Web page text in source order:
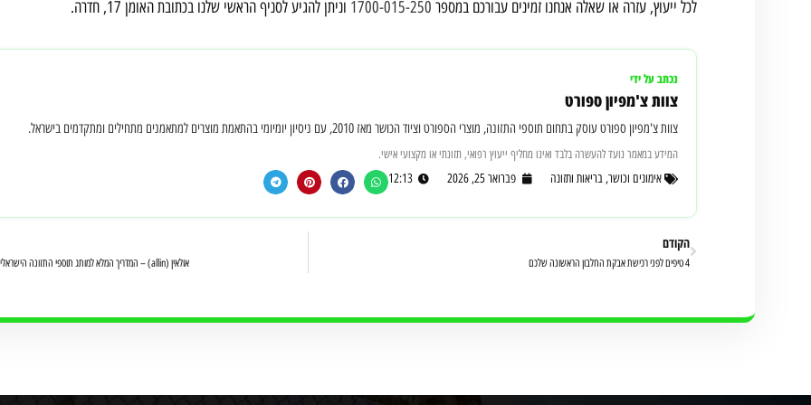
לכל ייעוץ, עזרה או שאלה אנחנו זמינים עבורכם במספר 1700-015-250 וניתן להגיע לסניף הראשי שלנו בכתובת האומן 17, חדרה.
נכתב על ידי
צוות צ'מפיון ספורט
צוות צ'מפיון ספורט עוסק בתחום תוספי התזונה, מוצרי הספורט וציוד הכושר מאז 2010, עם ניסיון יומיומי בהתאמת מוצרים למתאמנים מתחילים ומתקדמים בישראל.
המידע במאמר נועד להעשרה בלבד ואינו מחליף ייעוץ רפואי, תזונתי או מקצועי אישי.
אימונים וכושר, בריאות ותזונה פברואר 25, 2026 12:13
הקודם
4 טיפים לפני רכישת אבקת החלבון הראשונה שלכם אולאין (allin) – המדריך המלא למותג תוספי התזונה הישראלי שכבש את עולם הכושר